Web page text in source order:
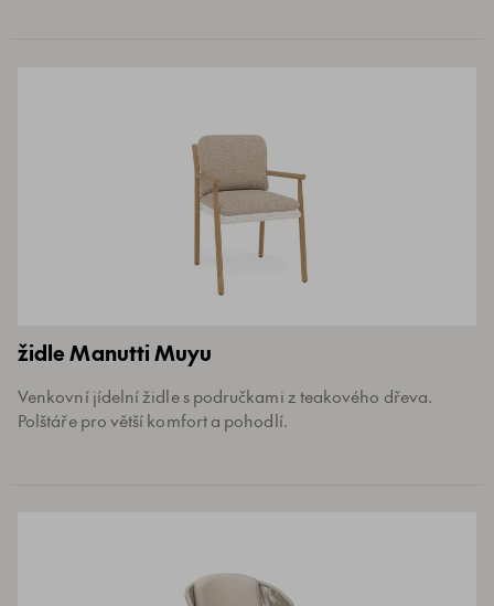
židle Manutti Muyu
Venkovní jídelní židle s područkami z teakového dřeva.
Polštáře pro větší komfort a pohodlí.